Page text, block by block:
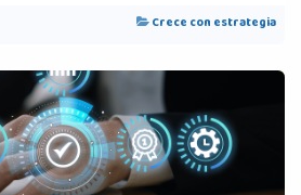
Crece con estrategia